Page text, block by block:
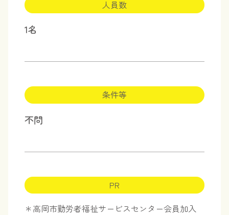
人員数
1名
条件等
不問
PR
＊高岡市勤労者福祉サービスセンター会員加入